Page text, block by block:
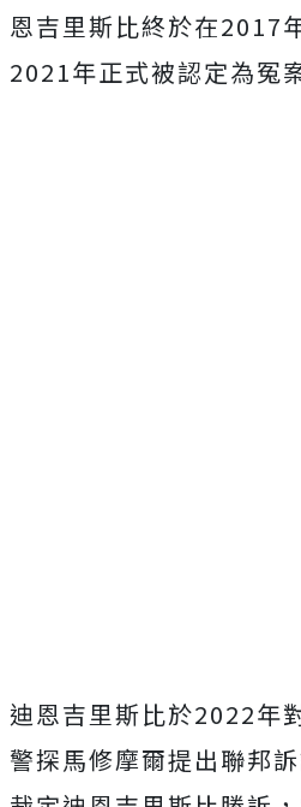
恩吉里斯比終於在2017
2021年正式被認定為冤
迪恩吉里斯比於2022年
警探馬修摩爾提出聯邦